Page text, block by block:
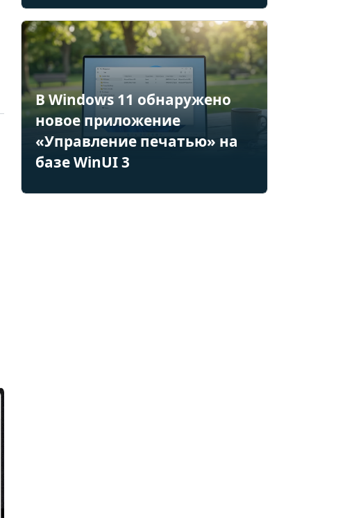
В Windows 11 обнаружено
новое приложение
«Управление печатью» на
базе WinUI 3